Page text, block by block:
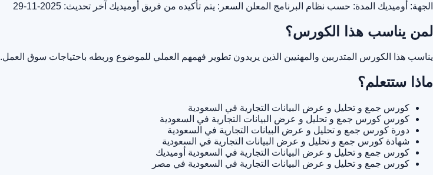
الجهة: أوميديك المدة: حسب نظام البرنامج المعلن السعر: يتم تأكيده من فريق أوميديك آخر تحديث: 2025-11-29
لمن يناسب هذا الكورس؟
يناسب هذا الكورس المتدربين والمهنيين الذين يريدون تطوير فهمهم العملي للموضوع وربطه باحتياجات سوق العمل.
ماذا ستتعلم؟
كورس جمع و تحليل و عرض البيانات التجارية في السعودية
كورس كورس جمع و تحليل و عرض البيانات التجارية في السعودية
دورة كورس جمع و تحليل و عرض البيانات التجارية في السعودية
شهادة كورس جمع و تحليل و عرض البيانات التجارية في السعودية
كورس جمع و تحليل و عرض البيانات التجارية في السعودية أوميديك
كورس جمع و تحليل و عرض البيانات التجارية في السعودية في مصر